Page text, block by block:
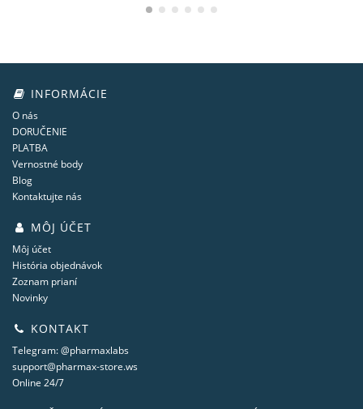
INFORMÁCIE
O nás
DORUČENIE
PLATBA
Vernostné body
Blog
Kontaktujte nás
MÔJ ÚČET
Môj účet
História objednávok
Zoznam prianí
Novinky
KONTAKT
Telegram: @pharmaxlabs
support@pharmax-store.ws
Online 24/7